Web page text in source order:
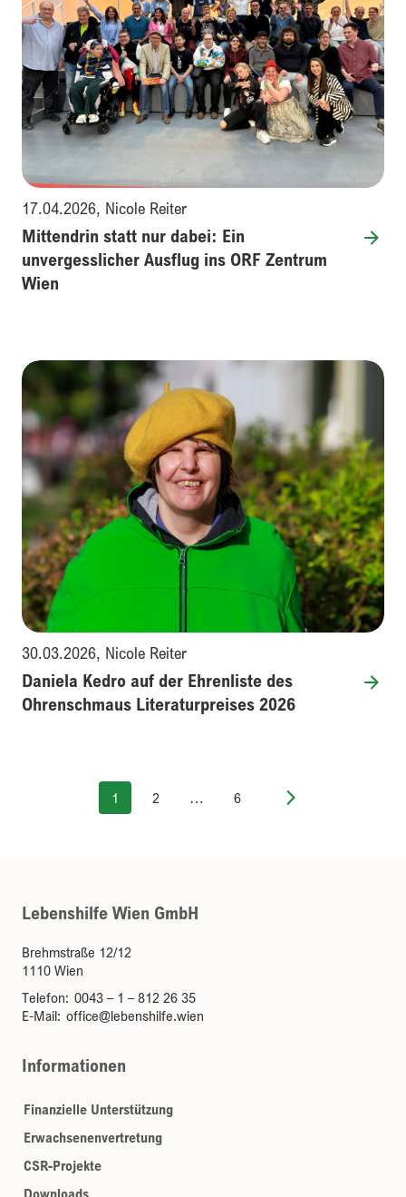
17.04.2026, Nicole Reiter
Mittendrin statt nur dabei: Ein
unvergesslicher Ausflug ins ORF Zentrum
Wien
30.03.2026, Nicole Reiter
Daniela Kedro auf der Ehrenliste des
Ohrenschmaus Literaturpreises 2026
1 2 … 6 Next
Lebenshilfe Wien GmbH
Brehmstraße 12/12
1110 Wien
Telefon: 0043 – 1 – 812 26 35
E-Mail: office@lebenshilfe.wien
Informationen
Finanzielle Unterstützung
Erwachsenenvertretung
CSR-Projekte
Downloads